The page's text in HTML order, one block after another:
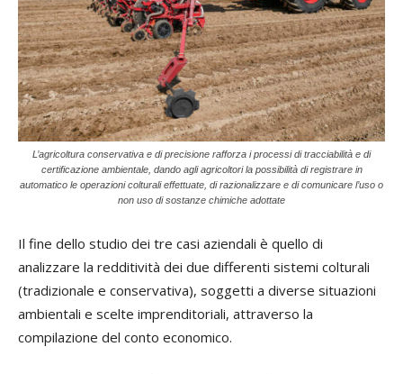
L’agricoltura conservativa e di precisione rafforza i processi di tracciabilità e di
certificazione ambientale, dando agli agricoltori la possibilità di registrare in
automatico le operazioni colturali effettuate, di razionalizzare e di comunicare l’uso o
non uso di sostanze chimiche adottate
Il fine dello studio dei tre casi aziendali è quello di
analizzare la redditività dei due differenti sistemi colturali
(tradizionale e conservativa), soggetti a diverse situazioni
ambientali e scelte imprenditoriali, attraverso la
compilazione del conto economico.